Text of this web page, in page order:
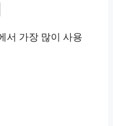
서 가장 많이 사용